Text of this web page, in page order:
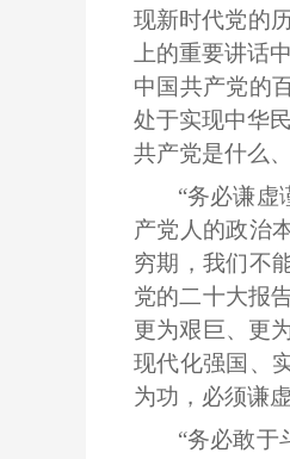
现新时代党的
上的重要讲话
中国共产党的
处于实现中华
共产党是什么
“务必谦虚
产党人的政治
穷期，我们不
党的二十大报
更为艰巨、更
现代化强国、
为功，必须谦
“务必敢于